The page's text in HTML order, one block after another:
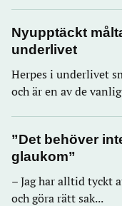
Nyupptäckt
underlivet
Herpes i underlivet
och är en av de
”Det behöver
glaukom”
– Jag har alltid tyckt
och göra rätt sak...